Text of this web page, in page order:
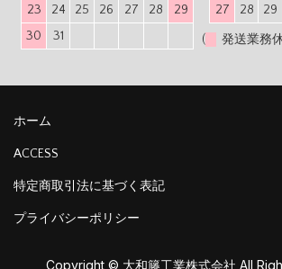
23
24 25 26 27 28
29
30
31
27
28 29
( 発送業務
ホーム
ACCESS
特定商取引法に基づく表記
プライバシーポリシー
Copyright © 大和籐工業株式会社 All